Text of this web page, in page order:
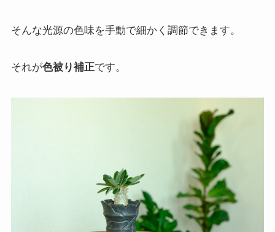
そんな光源の色味を手動で細かく調節できます。
それが色被り補正です。